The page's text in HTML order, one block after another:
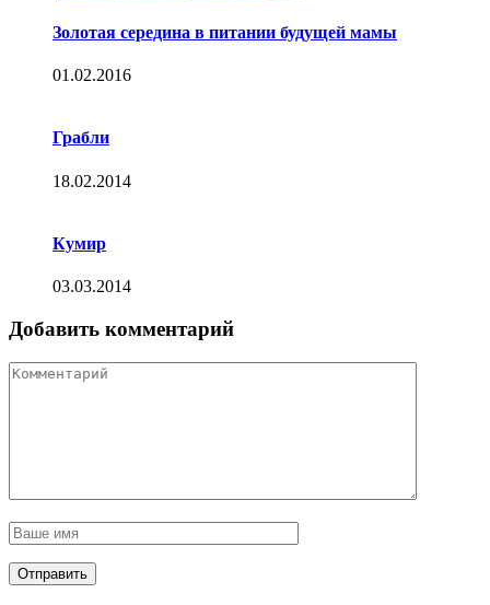
Золотая середина в питании будущей мамы
01.02.2016
Грабли
18.02.2014
Кумир
03.03.2014
Добавить комментарий